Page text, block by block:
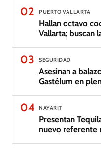
02 PUERTO VALLARTA
Hallan octavo
Vallarta; buscan
03 SEGURIDAD
Asesinan a
Gastélum en
04 NAYARIT
Presentan
nuevo referente